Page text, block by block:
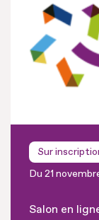
Sur
Du 21
Salon en